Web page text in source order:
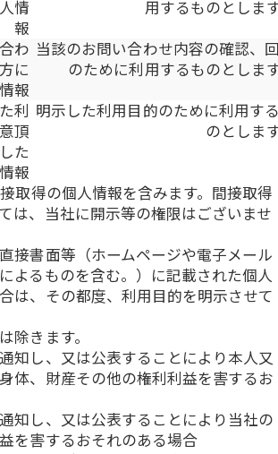
情
報
用するものとしま
わ
に
報
当該のお問い合わせ内容の確認、
のために利用するものとしま
利
頂
た
報
明示した利用目的のために利用す
のとしま
取得の個人情報を含みます。間接取得
は、当社に開示等の権限はございませ
接書面等（ホームページや電子メール
よるものを含む。）に記載された個人
は、その都度、利用目的を明示させて
除きます。
知し、又は公表することにより本人又
体、財産その他の権利利益を害するお
知し、又は公表することにより当社の
を害するおそれのある場合